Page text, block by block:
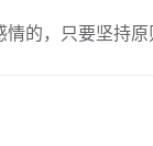
的，只要坚持